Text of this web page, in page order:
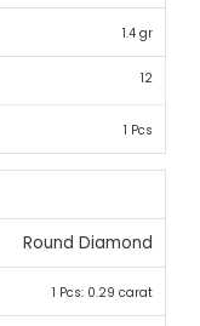
1.4 gr
12
1 Pcs
Round Diamond
1 Pcs: 0.29 carat